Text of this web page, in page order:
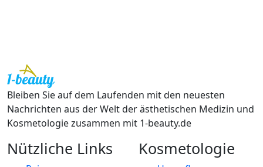
Bleiben Sie auf dem Laufenden mit den neuesten
Nachrichten aus der Welt der ästhetischen Medizin und
Kosmetologie zusammen mit 1-beauty.de
Nützliche Links Kosmetologie